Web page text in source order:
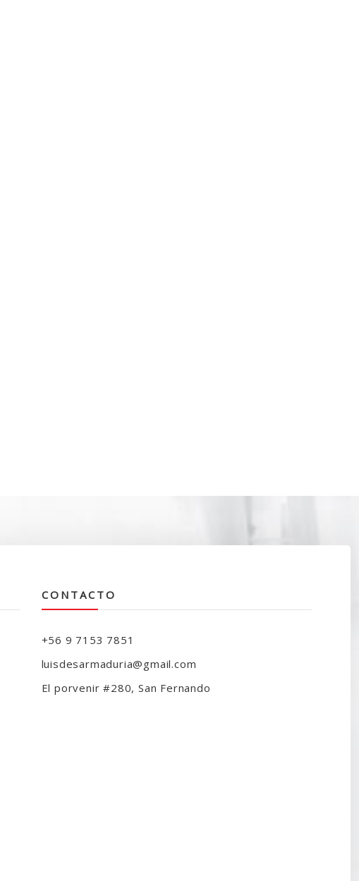
CONTACTO
+56 9 7153 7851
luisdesarmaduria@gmail.com
El porvenir #280, San Fernando